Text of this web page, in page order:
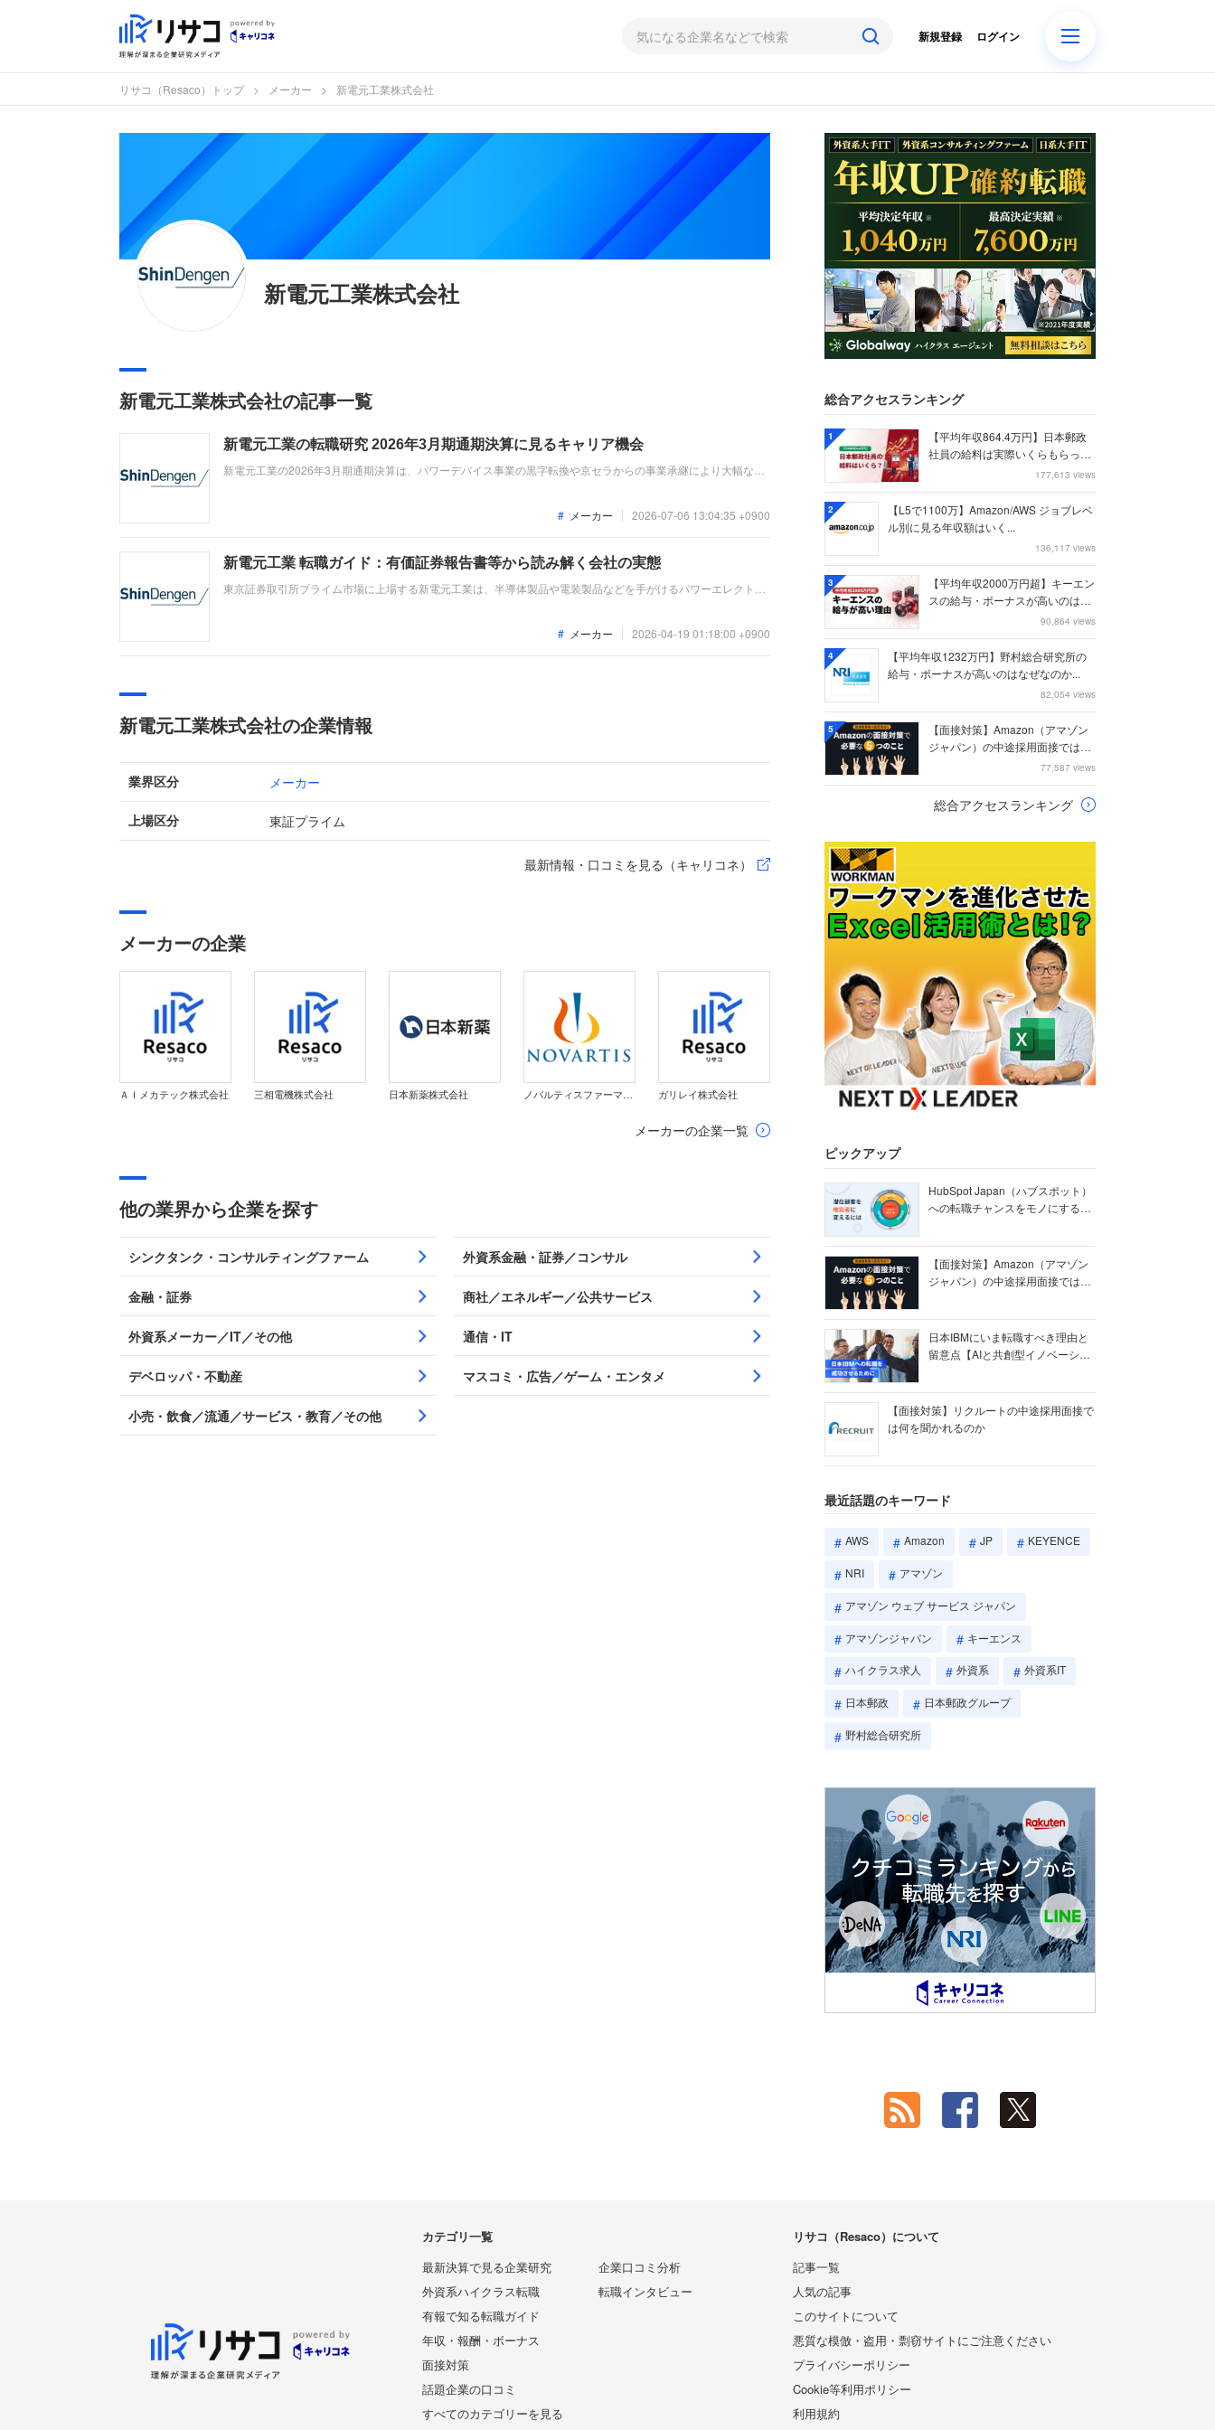
ログイン
新規登録
リサコ（Resaco）トップ メーカー 新電元工業株式会社
新電元工業株式会社
新電元工業株式会社の記事一覧
新電元工業の転職研究 2026年3月期通期決算に見るキャリア機会
新電元工業の2026年3月期通期決算は、パワーデバイス事業の黒字転換や京セラからの事業承継により大幅な営
メーカー 2026-07-06 13:04:35 +0900
新電元工業 転職ガイド：有価証券報告書等から読み解く会社の実態
東京証券取引所プライム市場に上場する新電元工業は、半導体製品や電装製品などを手がけるパワーエレクトロ
メーカー 2026-04-19 01:18:00 +0900
新電元工業株式会社の企業情報
業界区分 メーカー
上場区分 東証プライム
最新情報・口コミを見る（キャリコネ）
メーカーの企業
ＡＩメカテック株式会社 三相電機株式会社 日本新薬株式会社 ノバルティスファーマ株式会社 ガリレイ株式会社
メーカーの企業一覧
他の業界から企業を探す
シンクタンク・コンサルティングファーム 外資系金融・証券／コンサル
金融・証券 商社／エネルギー／公共サービス
外資系メーカー／IT／その他 通信・IT
デベロッパ・不動産 マスコミ・広告／ゲーム・エンタメ
小売・飲食／流通／サービス・教育／その他
総合アクセスランキング
1
【平均年収864.4万円】日本郵政
社員の給料は実際いくらもらって
177,613 views
2
【L5で1100万】Amazon/AWS ジョブレベ
ル別に見る年収額はいく...
136,117 views
3
【平均年収2000万円超】キーエン
スの給与・ボーナスが高いのはな
90,864 views
4
【平均年収1232万円】野村総合研究所の
給与・ボーナスが高いのはなぜなのか...
82,054 views
5
【面接対策】Amazon（アマゾン
ジャパン）の中途採用面接では何
77,587 views
総合アクセスランキング
ピックアップ
HubSpot Japan（ハブスポット）
への転職チャンスをモノにする
【面接対策】Amazon（アマゾン
ジャパン）の中途採用面接では何
日本IBMにいま転職すべき理由と
留意点【AIと共創型イノベーショ
【面接対策】リクルートの中途採用面接で
は何を聞かれるのか
最近話題のキーワード
AWS Amazon JP KEYENCE
NRI アマゾン
アマゾン ウェブ サービス ジャパン
アマゾンジャパン キーエンス
ハイクラス求人 外資系 外資系IT
日本郵政 日本郵政グループ
野村総合研究所
カテゴリ一覧
最新決算で見る企業研究
外資系ハイクラス転職
有報で知る転職ガイド
年収・報酬・ボーナス
面接対策
話題企業の口コミ
企業口コミ分析
転職インタビュー
すべてのカテゴリーを見る
リサコ（Resaco）について
記事一覧
人気の記事
このサイトについて
悪質な模倣・盗用・剽窃サイトにご注意ください
プライバシーポリシー
Cookie等利用ポリシー
利用規約